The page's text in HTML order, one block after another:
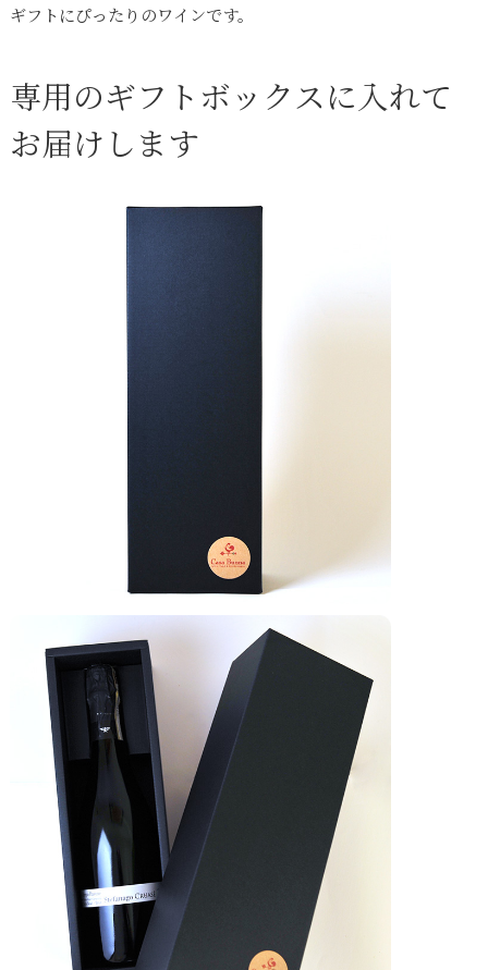
ギフトにぴったりのワインです。
専用のギフトボックスに入れて
お届けします